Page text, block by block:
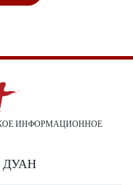
ИНФОРМАЦИОННОЕ
ДУАН